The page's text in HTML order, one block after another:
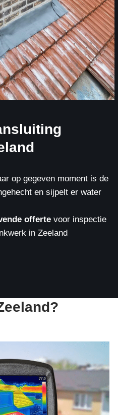
op gegeven moment is de
en sijpelt er water
offertevoor inspectie
in Zeeland